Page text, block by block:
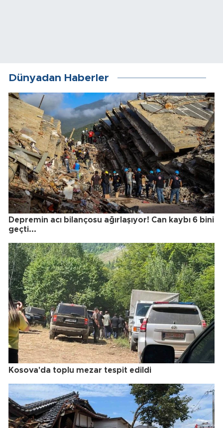
Dünyadan Haberler
Depremin acı bilançosu ağırlaşıyor! Can kaybı 6 bini
geçti...
Kosova'da toplu mezar tespit edildi